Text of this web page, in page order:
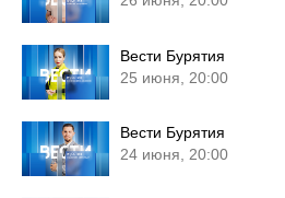
Вести Бурятия
25 июня, 20:00
Вести Бурятия
24 июня, 20:00